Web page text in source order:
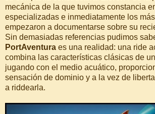
mecánica de la que tuvimos constancia
especializadas e inmediatamente los
empezaron a documentarse sobre su
Sin demasiadas referencias pudimos
PortAventura es una realidad: una ride
combina las características clásicas de
jugando con el medio acuático,
sensación de dominio y a la vez de
a riddearla.